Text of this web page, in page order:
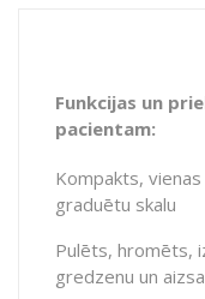
Funkcijas un
pacientam:
Kompakts,
graduētu skalu
Pulēts, hromēts,
gredzenu un